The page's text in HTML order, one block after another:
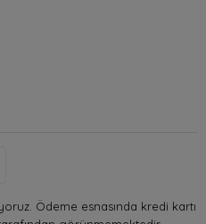
Ödeme esnasında kredi kartı